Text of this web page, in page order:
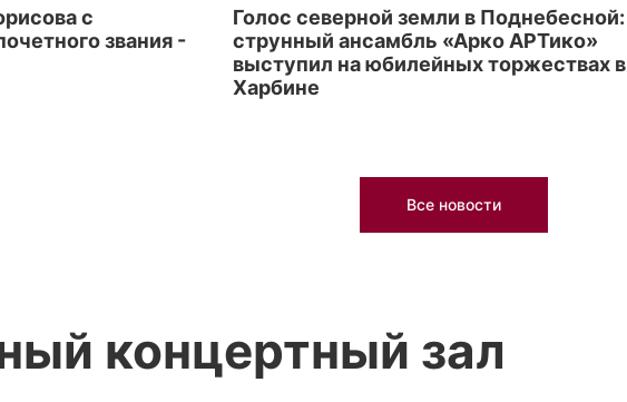
с
звания -
Голос северной земли в Поднебесной:
струнный ансамбль «Арко АРТико»
выступил на юбилейных торжествах в
Харбине
Все новости
концертный зал